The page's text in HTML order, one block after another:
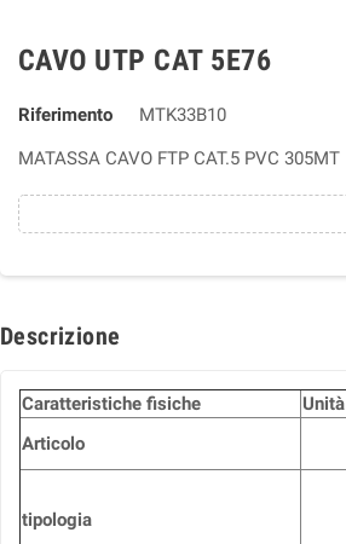
CAVO UTP CAT 5E76
Riferimento
MTK33B10
MATASSA CAVO FTP CAT.5 PVC 305MT
Descrizione
Caratteristiche fisiche Unità
Articolo
tipologia